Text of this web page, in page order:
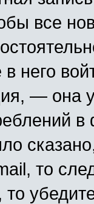
все
него
— она
то